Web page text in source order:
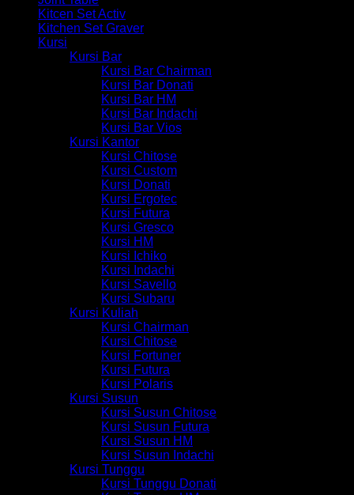
Kitcen Set Activ
Kitchen Set Graver
Kursi
Kursi Bar
Kursi Bar Chairman
Kursi Bar Donati
Kursi Bar HM
Kursi Bar Indachi
Kursi Bar Vios
Kursi Kantor
Kursi Chitose
Kursi Custom
Kursi Donati
Kursi Ergotec
Kursi Futura
Kursi Gresco
Kursi HM
Kursi Ichiko
Kursi Indachi
Kursi Savello
Kursi Subaru
Kursi Kuliah
Kursi Chairman
Kursi Chitose
Kursi Fortuner
Kursi Futura
Kursi Polaris
Kursi Susun
Kursi Susun Chitose
Kursi Susun Futura
Kursi Susun HM
Kursi Susun Indachi
Kursi Tunggu
Kursi Tunggu Donati